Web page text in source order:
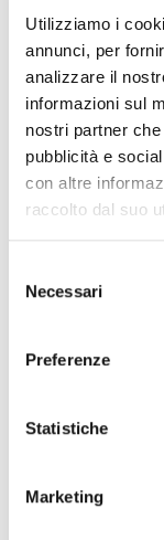
Utilizziamo i
annunci, per
analizzare il
informazioni sul
nostri partner
pubblicità e
con altre
raccolto dal suo
delNecessari
Preferenze
Statistiche
Marketing
SEAT
COLOR:
REQUEST A